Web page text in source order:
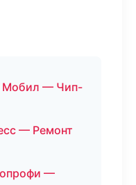
Мобил — Чип-
— Ремонт
—